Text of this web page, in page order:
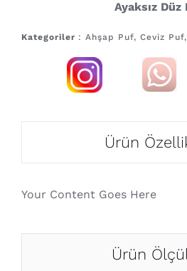
Ayaksız Düz
Kategoriler : Ahşap Puf, Ceviz
Ürün
Your Content Goes Here
Ürün